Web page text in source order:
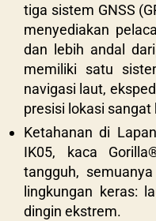
tiga sistem GNSS
menyediakan
dan lebih andal
memiliki satu
navigasi laut,
presisi lokasi sangat
Ketahanan di
IK05, kaca
tangguh,
lingkungan keras:
dingin ekstrem.